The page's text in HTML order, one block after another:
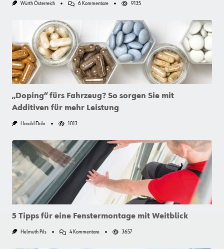
Würth Österreich 6 KommentareZu
3
Schritten
Zum
Sauberen
Ergebnis
9135
„Doping“ fürs Fahrzeug? So sorgen Sie mit
Additiven für mehr Leistung
Harald Dohr 1013
5 Tipps für eine Fenstermontage mit Weitblick
Helmuth Pils 4 KommentareZu
3657